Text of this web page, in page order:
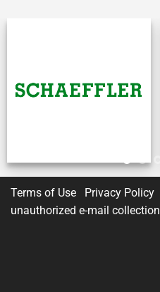
Terms of Use Privacy Policy
unauthorized e-mail collection